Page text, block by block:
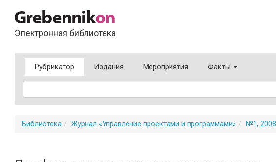
Электронная библиотека
Рубрикатор Издания Мероприятия Факты
Библиотека Журнал «Управление проектами и программами» №1, 2008